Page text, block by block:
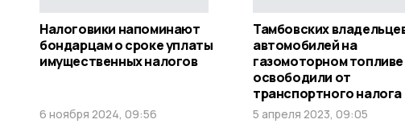
Налоговики напоминают
бондарцам о сроке уплаты
имущественных налогов
6 ноября 2024, 09:56
Тамбовских
автомобилей на
газомоторном топливе
освободили от
транспортного налога
5 апреля 2023, 09:05